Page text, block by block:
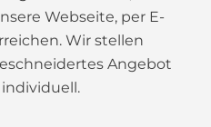
Webseite, per E-
Wir stellen
Angebot